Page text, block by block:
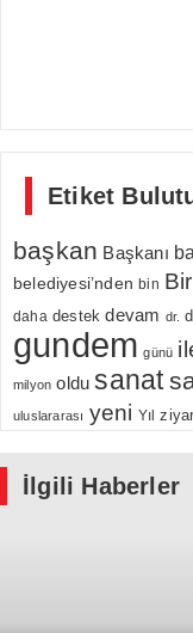
Etiket
başkan Başkanı
belediyesi’nden bin Bir
daha destek devam dr.
gundem günü
milyon oldu sanat
uluslararası yeni Yıl
İlgili Haberler